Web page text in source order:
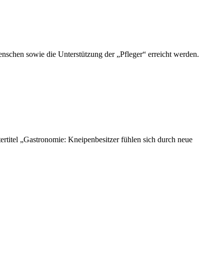
sowie die Unterstützung der „Pfleger“ erreicht werden.
„Gastronomie: Kneipenbesitzer fühlen sich durch neue